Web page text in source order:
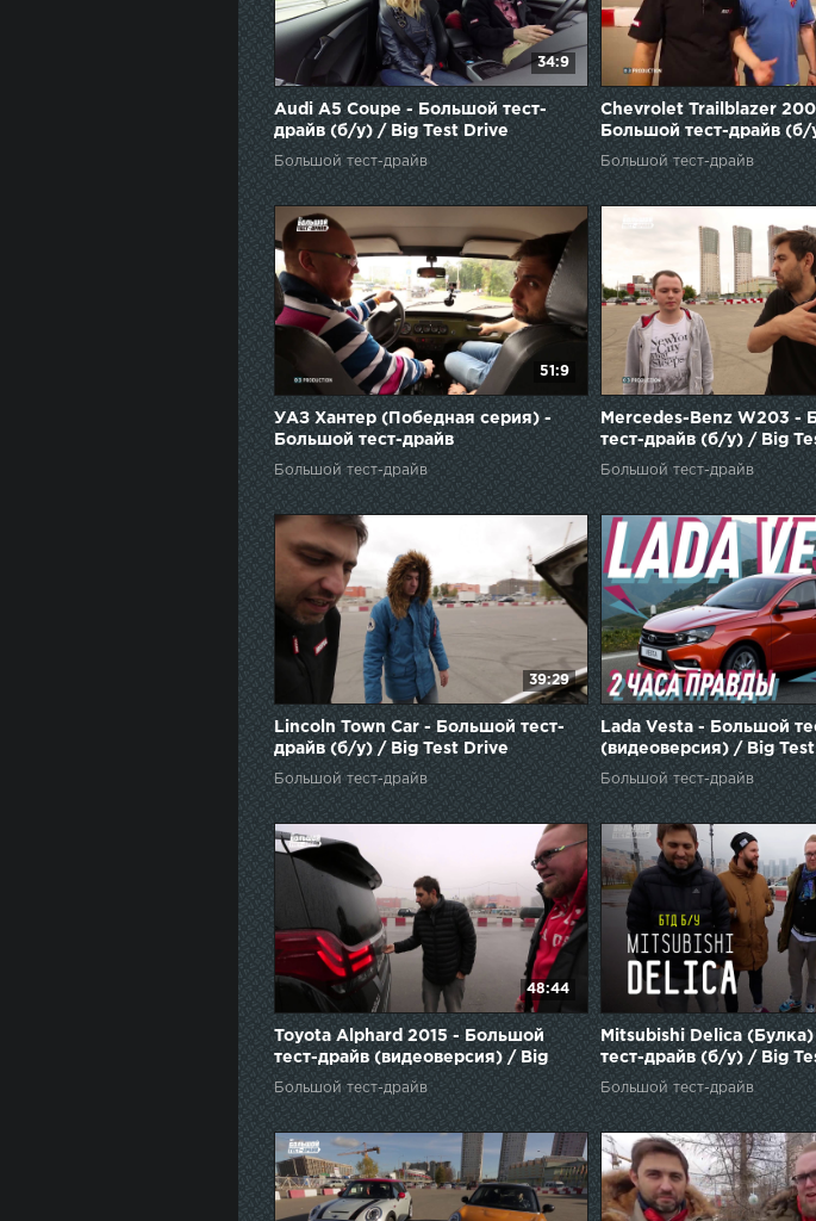
34:9
Audi A5 Coupe - Большой тест-
драйв (б/у) / Big Test Drive
Большой тест-драйв
Chevrolet Trailblazer
Большой тест-драйв (б/
Drive
Большой тест-драйв
51:9
УАЗ Хантер (Победная серия) -
Большой тест-драйв
(Видеоверсия) / Big Test Drive
Большой тест-драйв
Mercedes-Benz W203 -
тест-драйв (б/у) / Big
Большой тест-драйв
39:29
Lincoln Town Car - Большой тест-
драйв (б/у) / Big Test Drive
Большой тест-драйв
Lada Vesta - Большой
(видеоверсия) / Big
Большой тест-драйв
48:44
Toyota Alphard 2015 - Большой
тест-драйв (видеоверсия) / Big
Test Drive
Большой тест-драйв
Mitsubishi Delica
тест-драйв (б/у) / Big
Большой тест-драйв